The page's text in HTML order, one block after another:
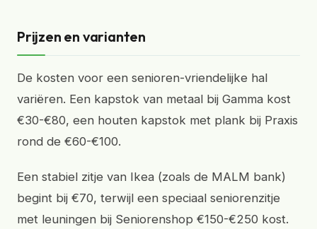
Prijzen en varianten
De kosten voor een senioren-vriendelijke hal
variëren. Een kapstok van metaal bij Gamma kost
€30-€80, een houten kapstok met plank bij Praxis
rond de €60-€100.
Een stabiel zitje van Ikea (zoals de MALM bank)
begint bij €70, terwijl een speciaal seniorenzitje
met leuningen bij Seniorenshop €150-€250 kost.